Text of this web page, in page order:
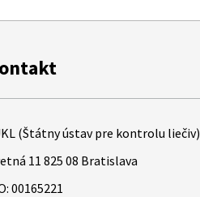
(Štátny ústav pre kontrolu liečiv)
11 825 08 Bratislava
00165221